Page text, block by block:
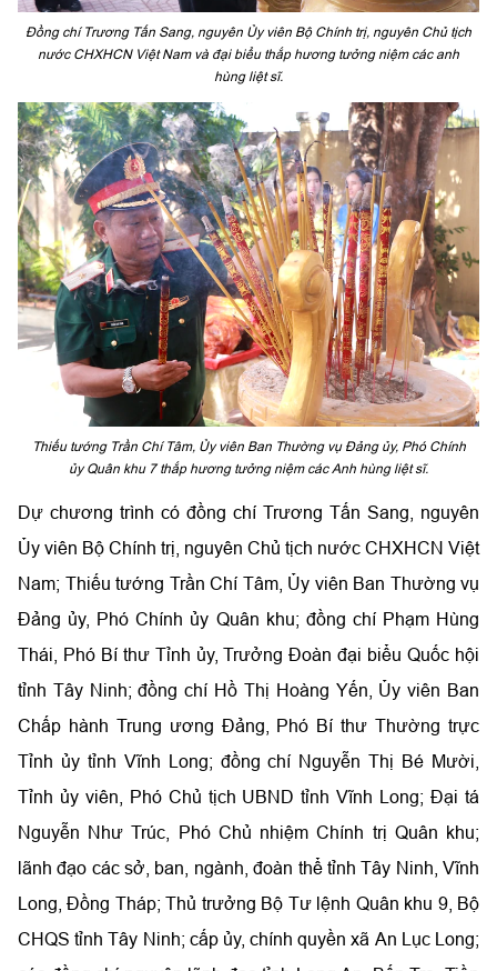
Đồng chí Trương Tấn Sang, nguyên Ủy viên Bộ Chính trị, nguyên Chủ tịch
nước CHXHCN Việt Nam và đại biểu thắp hương tưởng niệm các anh
hùng liệt sĩ.
Thiếu tướng Trần Chí Tâm, Ủy viên Ban Thường vụ Đảng ủy, Phó Chính
ủy Quân khu 7 thắp hương tưởng niệm các Anh hùng liệt sĩ.
Dự chương trình có đồng chí Trương Tấn Sang, nguyên
Ủy viên Bộ Chính trị, nguyên Chủ tịch nước CHXHCN Việt
Nam; Thiếu tướng Trần Chí Tâm, Ủy viên Ban Thường vụ
Đảng ủy, Phó Chính ủy Quân khu; đồng chí Phạm Hùng
Thái, Phó Bí thư Tỉnh ủy, Trưởng Đoàn đại biểu Quốc hội
tỉnh Tây Ninh; đồng chí Hồ Thị Hoàng Yến, Ủy viên Ban
Chấp hành Trung ương Đảng, Phó Bí thư Thường trực
Tỉnh ủy tỉnh Vĩnh Long; đồng chí Nguyễn Thị Bé Mười,
Tỉnh ủy viên, Phó Chủ tịch UBND tỉnh Vĩnh Long; Đại tá
Nguyễn Như Trúc, Phó Chủ nhiệm Chính trị Quân khu;
lãnh đạo các sở, ban, ngành, đoàn thể tỉnh Tây Ninh, Vĩnh
Long, Đồng Tháp; Thủ trưởng Bộ Tư lệnh Quân khu 9, Bộ
CHQS tỉnh Tây Ninh; cấp ủy, chính quyền xã An Lục Long;